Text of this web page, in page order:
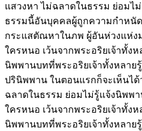
แสวงหา ไม่ฉลาดในธรรม ย่อมไ
ธรรมนี้อันบุคคลผู้ถูกความกำหนั
กระแสตัณหาในภพ ผู้อันห่วงแห่ง
ใครหนอ เว้นจากพระอริยเจ้าทั้ง
นิพพานบทที่พระอริยเจ้าทั้งหลาย
ปรินิพพาน ในตอนแรกก็จะเห็นไ
ฉลาดในธรรม ย่อมไม่รู้แจ้งนิพพ
ใครหนอ เว้นจากพระอริยเจ้าทั้ง
นิพพานบทที่พระอริยเจ้าทั้งหลาย